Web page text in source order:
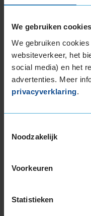
We gebruiken
We gebruiken
websiteverkeer, het
social media) en het
advertenties. Meer
privacyverklaring.
Noodzakelijk
Voorkeuren
Statistieken
205/45R17 88V
205/45R17 88V
205/50R17 93H
205/55R17 91H
205/55R17 95H
205/60R17 93H
215/50R17 95V
215/55R17 98V
225/45R17 91H